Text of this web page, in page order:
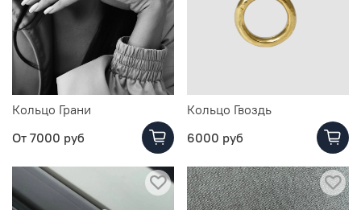
Кольцо Грани
От 7000 руб
Кольцо Гвоздь
6000 руб